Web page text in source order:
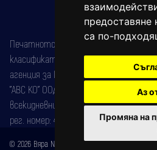
предоставяне
са по-
Аз
Промяна на
Печатното издание на вестника е
класификатор на печатните издания
агенция за ISSN) под номер: ISSN 1312-
"АВС КО" ООД е притежател на
всекидневник на югозападна
рег. номер: 47857/11.05.2004 година.
© 2026 Вяра News Всички права запазени!